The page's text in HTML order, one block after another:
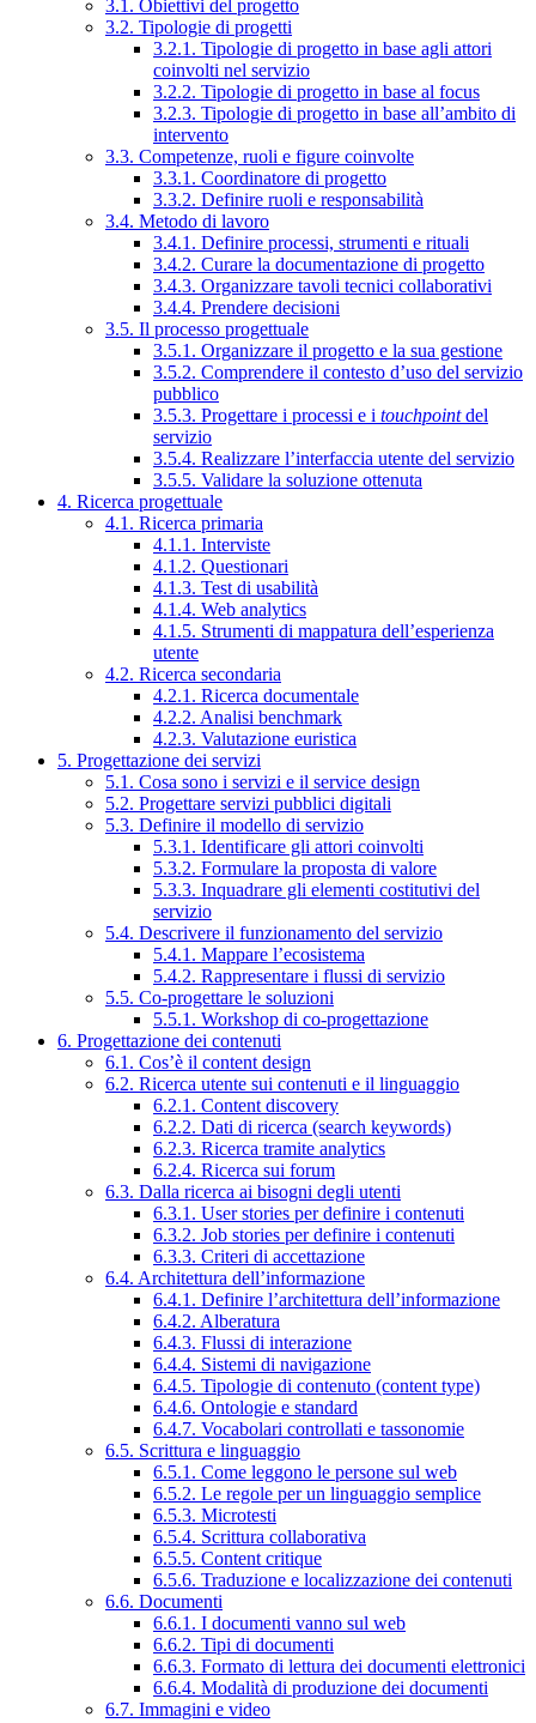
3.1. Obiettivi del progetto
3.2. Tipologie di progetti
3.2.1. Tipologie di progetto in base agli attori
coinvolti nel servizio
3.2.2. Tipologie di progetto in base al focus
3.2.3. Tipologie di progetto in base all’ambito di
intervento
3.3. Competenze, ruoli e figure coinvolte
3.3.1. Coordinatore di progetto
3.3.2. Definire ruoli e responsabilità
3.4. Metodo di lavoro
3.4.1. Definire processi, strumenti e rituali
3.4.2. Curare la documentazione di progetto
3.4.3. Organizzare tavoli tecnici collaborativi
3.4.4. Prendere decisioni
3.5. Il processo progettuale
3.5.1. Organizzare il progetto e la sua gestione
3.5.2. Comprendere il contesto d’uso del servizio
pubblico
3.5.3. Progettare i processi e i touchpointdel
servizio
3.5.4. Realizzare l’interfaccia utente del servizio
3.5.5. Validare la soluzione ottenuta
4. Ricerca progettuale
4.1. Ricerca primaria
4.1.1. Interviste
4.1.2. Questionari
4.1.3. Test di usabilità
4.1.4. Web analytics
4.1.5. Strumenti di mappatura dell’esperienza
utente
4.2. Ricerca secondaria
4.2.1. Ricerca documentale
4.2.2. Analisi benchmark
4.2.3. Valutazione euristica
5. Progettazione dei servizi
5.1. Cosa sono i servizi e il service design
5.2. Progettare servizi pubblici digitali
5.3. Definire il modello di servizio
5.3.1. Identificare gli attori coinvolti
5.3.2. Formulare la proposta di valore
5.3.3. Inquadrare gli elementi costitutivi del
servizio
5.4. Descrivere il funzionamento del servizio
5.4.1. Mappare l’ecosistema
5.4.2. Rappresentare i flussi di servizio
5.5. Co-progettare le soluzioni
5.5.1. Workshop di co-progettazione
6. Progettazione dei contenuti
6.1. Cos’è il content design
6.2. Ricerca utente sui contenuti e il linguaggio
6.2.1. Content discovery
6.2.2. Dati di ricerca (search keywords)
6.2.3. Ricerca tramite analytics
6.2.4. Ricerca sui forum
6.3. Dalla ricerca ai bisogni degli utenti
6.3.1. User stories per definire i contenuti
6.3.2. Job stories per definire i contenuti
6.3.3. Criteri di accettazione
6.4. Architettura dell’informazione
6.4.1. Definire l’architettura dell’informazione
6.4.2. Alberatura
6.4.3. Flussi di interazione
6.4.4. Sistemi di navigazione
6.4.5. Tipologie di contenuto (content type)
6.4.6. Ontologie e standard
6.4.7. Vocabolari controllati e tassonomie
6.5. Scrittura e linguaggio
6.5.1. Come leggono le persone sul web
6.5.2. Le regole per un linguaggio semplice
6.5.3. Microtesti
6.5.4. Scrittura collaborativa
6.5.5. Content critique
6.5.6. Traduzione e localizzazione dei contenuti
6.6. Documenti
6.6.1. I documenti vanno sul web
6.6.2. Tipi di documenti
6.6.3. Formato di lettura dei documenti elettronici
6.6.4. Modalità di produzione dei documenti
6.7. Immagini e video